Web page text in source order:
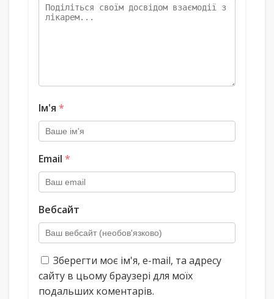
Ім'я *
Email *
Вебсайт
Зберегти моє ім'я, e-mail, та адресу
сайту в цьому браузері для моїх
подальших коментарів.